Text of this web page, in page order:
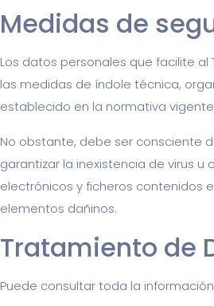
Medidas de
Los datos personales que facilite
las medidas de índole técnica,
establecido en la normativa
No obstante, debe ser consciente
garantizar la inexistencia de virus
electrónicos y ficheros contenidos
elementos dañinos.
Tratamiento de
Puede consultar toda la